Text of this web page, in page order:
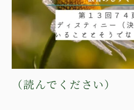
（読んでください）